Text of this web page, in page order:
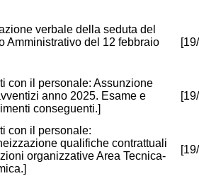
verbale della seduta del
Amministrativo del 12 febbraio
con il personale: Assunzione
anno 2025. Esame e
conseguenti.]
con il personale:
qualifiche contrattuali
organizzative Area Tecnica-